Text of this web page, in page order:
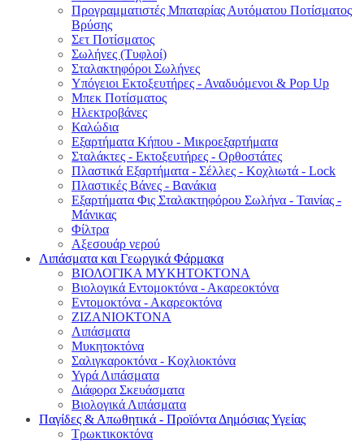
Προγραμματιστές Μπαταρίας Αυτόματου Ποτίσματος
Βρύσης
Σετ Ποτίσματος
Σωλήνες (Τυφλοί)
Σταλακτηφόροι Σωλήνες
Υπόγειοι Εκτοξευτήρες - Αναδυόμενοι & Pop Up
Μπεκ Ποτίσματος
Ηλεκτροβάνες
Καλώδια
Εξαρτήματα Κήπου - Μικροεξαρτήματα
Σταλάκτες - Εκτοξευτήρες - Ορθοστάτες
Πλαστικά Εξαρτήματα - Σέλλες - Κοχλιωτά - Lock
Πλαστικές Βάνες - Βανάκια
Εξαρτήματα Φις Σταλακτηφόρου Σωλήνα - Ταινίας -
Μάνικας
Φίλτρα
Αξεσουάρ νερού
Λιπάσματα και Γεωργικά Φάρμακα
ΒΙΟΛΟΓΙΚΑ ΜΥΚΗΤΟΚΤΟΝΑ
Βιολογικά Εντομοκτόνα - Ακαρεοκτόνα
Εντομοκτόνα - Ακαρεοκτόνα
ΖΙΖΑΝΙΟΚΤΟΝΑ
Λιπάσματα
Μυκητοκτόνα
Σαλιγκαροκτόνα - Κοχλιοκτόνα
Υγρά Λιπάσματα
Διάφορα Σκευάσματα
Βιολογικά Λιπάσματα
Παγίδες & Απωθητικά - Προϊόντα Δημόσιας Υγείας
Τρωκτικοκτόνα